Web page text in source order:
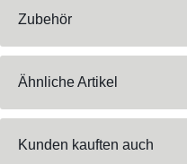
Zubehör
Ähnliche Artikel
Kunden kauften auch